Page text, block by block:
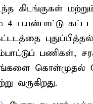
கிடங்குகள்
4 பயன்பாட்டு
புதுப்பித்தல்,
பணிகள்,
கொள்முதல்
வருகிறது.